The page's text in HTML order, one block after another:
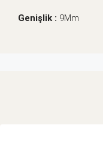
Genişlik : 9Mm